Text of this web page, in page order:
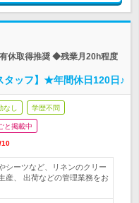
休取得推奨 ◆残業月20h程度
タッフ】★年間休日120日♪
なし 学歴不問
と掲載中
10
シーツなど、リネンのクリー
産、 出荷などの管理業務をお